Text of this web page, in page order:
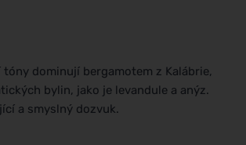
dominují bergamotem z Kalábrie,
bylin, jako je levandule a anýz.
a smyslný dozvuk.